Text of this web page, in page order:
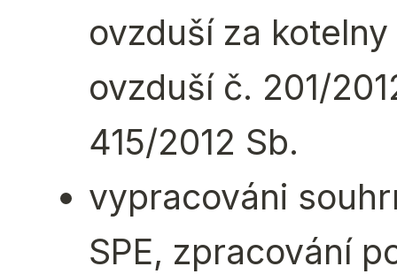
ovzduší za
ovzduší č. 201/
415/2012 Sb.
vypracováni
SPE, zpracování